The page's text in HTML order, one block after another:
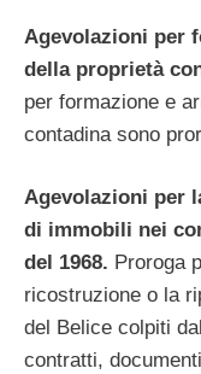
Agevolazioni per
della proprietà
per formazione e
contadina sono
Agevolazioni per
di immobili nei
del 1968. Proroga
ricostruzione o la
del Belice colpiti
contratti,